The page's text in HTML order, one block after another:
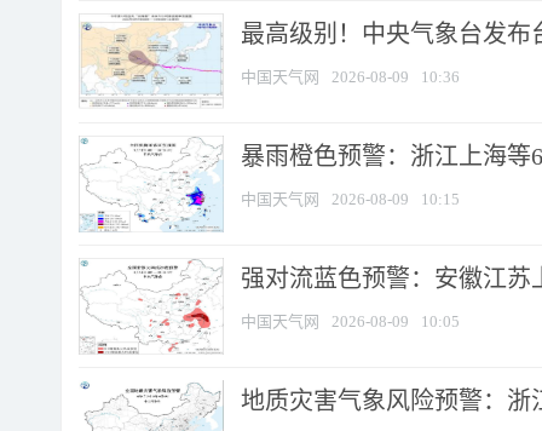
最高级别！中央气象台发布
中国天气网 2026-08-09 10:36
暴雨橙色预警：浙江上海等
中国天气网 2026-08-09 10:15
强对流蓝色预警：安徽江苏
中国天气网 2026-08-09 10:05
地质灾害气象风险预警：浙